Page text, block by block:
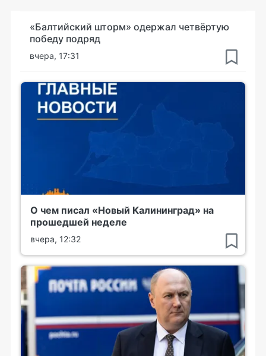
«Балтийский шторм» одержал четвёртую
победу подряд
вчера, 17:31
О чем писал «Новый Калининград» на
прошедшей неделе
вчера, 12:32